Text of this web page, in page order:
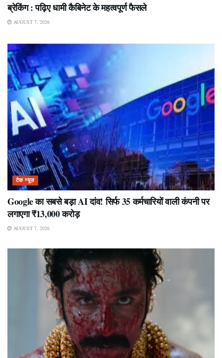
ब्रेकिंग : पढ़िए धामी कैबिनेट के महत्वपूर्ण फैसले
AUGUST 7, 2026
टेक न्यूज़
Google का सबसे बड़ा AI दांव! सिर्फ 35 कर्मचारियों वाली कंपनी पर
लगाएगा ₹13,000 करोड़
AUGUST 7, 2026